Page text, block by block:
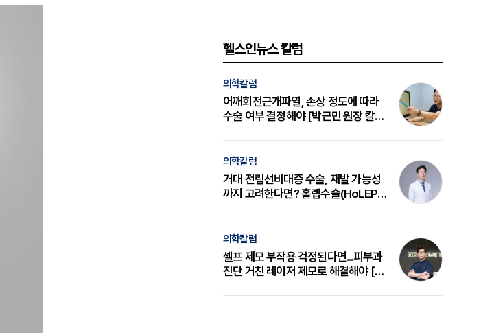
헬스인뉴스 칼럼
의학칼럼
어깨회전근개파열, 손상 정도에 따라
수술 여부 결정해야 [박근민 원장 칼
의학칼럼
거대 전립선비대증 수술, 재발 가능성
까지 고려한다면? 홀렙수술(HoLEP)
의학칼럼
셀프 제모 부작용 걱정된다면...피부과
진단 거친 레이저 제모로 해결해야 [변